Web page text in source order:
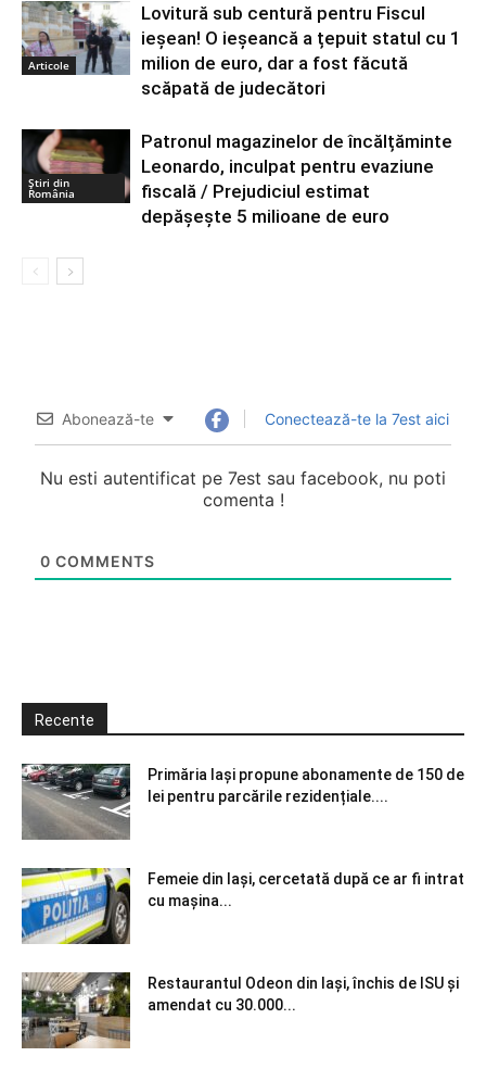
Articole
Lovitură sub centură pentru Fiscul
ieșean! O ieșeancă a țepuit statul cu 1
milion de euro, dar a fost făcută
scăpată de judecători
Știri din
România
Patronul magazinelor de încălțăminte
Leonardo, inculpat pentru evaziune
fiscală / Prejudiciul estimat
depășește 5 milioane de euro
Abonează-te Conectează-te la 7est aici
Nu esti autentificat pe 7est sau facebook, nu poti
comenta !
0 COMMENTS
Recente
Primăria Iași propune abonamente de 150 de
lei pentru parcările rezidențiale....
Femeie din Iași, cercetată după ce ar fi intrat
cu mașina...
Restaurantul Odeon din Iași, închis de ISU și
amendat cu 30.000...